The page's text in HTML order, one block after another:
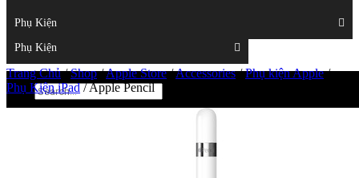
Camera
Phụ Kiện
Phụ Kiện
Top
Trang Chủ/Shop/Apple Store/Accessories/Phụ kiện Apple/
Phụ Kiện iPad/Apple Pencil